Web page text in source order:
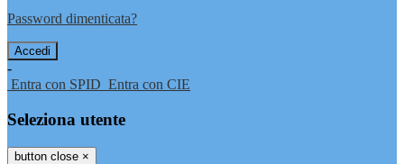
Password dimenticata?
-
Entra con SPID Entra con CIE
Seleziona utente
button close ×